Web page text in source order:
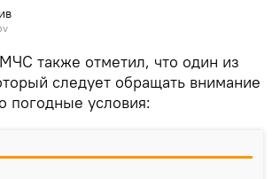
также отметил, что один из
следует обращать внимание
погодные условия: